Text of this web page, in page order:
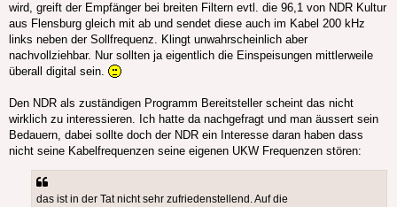
wird, greift der Empfänger bei breiten Filtern evtl. die 96,1 von NDR Kultur
aus Flensburg gleich mit ab und sendet diese auch im Kabel 200 kHz
links neben der Sollfrequenz. Klingt unwahrscheinlich aber
nachvollziehbar. Nur sollten ja eigentlich die Einspeisungen mittlerweile
überall digital sein.
Den NDR als zuständigen Programm Bereitsteller scheint das nicht
wirklich zu interessieren. Ich hatte da nachgefragt und man äussert sein
Bedauern, dabei sollte doch der NDR ein Interesse daran haben dass
nicht seine Kabelfrequenzen seine eigenen UKW Frequenzen stören:
das ist in der Tat nicht sehr zufriedenstellend. Auf die